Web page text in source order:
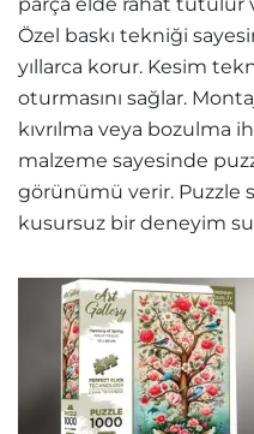
Özel baskı tekniği
yıllarca korur. Kesim
oturmasını sağlar.
kıvrılma veya bozulma
malzeme sayesinde
görünümü verir. Puzzle
kusursuz bir deneyim